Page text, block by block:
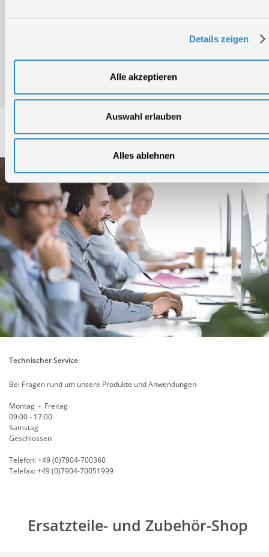
Details zeigen
Alle akzeptieren
Auswahl erlauben
Alles ablehnen
Konformitätserklärung
Service
Technischer Service
Bei Fragen rund um unsere Produkte und Anwendungen
Montag - Freitag
09:00 - 17:00
Samstag
Geschlossen
Telefon: +49 (0)7904-700360
Telefax: +49 (0)7904-70051999
Ersatzteile- und Zubehör-Shop